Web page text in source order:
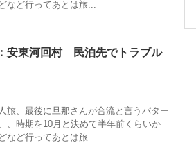
など行ってあとは旅...
安東河回村 民泊先でトラブル
旅、最後に旦那さんが合流と言うパター
、時期を10月と決めて半年前くらいか
など行ってあとは旅...